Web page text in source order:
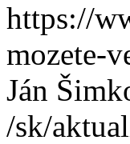
https://
mozete-
Ján
/sk/